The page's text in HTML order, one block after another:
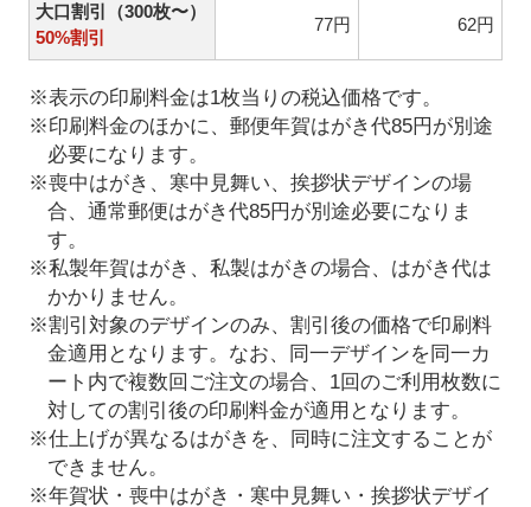
大口割引（300枚〜）
50%割引
77円 62円
※表示の印刷料金は1枚当りの税込価格です。
※印刷料金のほかに、郵便年賀はがき代85円が別途
必要になります。
※喪中はがき、寒中見舞い、挨拶状デザインの場
合、通常郵便はがき代85円が別途必要になりま
す。
※私製年賀はがき、私製はがきの場合、はがき代は
かかりません。
※割引対象のデザインのみ、割引後の価格で印刷料
金適用となります。なお、同一デザインを同一カ
ート内で複数回ご注文の場合、1回のご利用枚数に
対しての割引後の印刷料金が適用となります。
※仕上げが異なるはがきを、同時に注文することが
できません。
※年賀状・喪中はがき・寒中見舞い・挨拶状デザイ